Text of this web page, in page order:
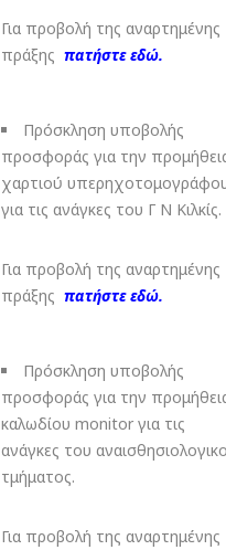
Για προβολή της αναρτημένης
πράξης πατήστε εδώ.
Πρόσκληση υποβολής
προσφοράς για την
χαρτιού
για τις ανάγκες του Γ Ν Κιλκίς.
Για προβολή της αναρτημένης
πράξης πατήστε εδώ.
Πρόσκληση υποβολής
προσφοράς για την
καλωδίου monitor για τις
ανάγκες του
τμήματος.
Για προβολή της αναρτημένης